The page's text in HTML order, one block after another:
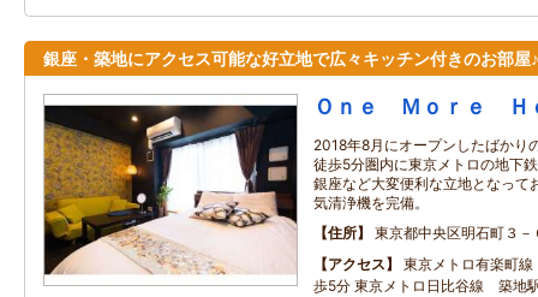
銀座・築地にアクセス可能な好立地で広々キッチン付きのお部屋♪
Ｏｎｅ Ｍｏｒｅ Ｈ
2018年8月にオープンしたばかり
徒歩5分圏内に東京メトロの地下
銀座など大変便利な立地となって
気清浄機を完備。
住所
東京都中央区明石町３－
アクセス
東京メトロ有楽町
歩5分 東京メトロ日比谷線 築地